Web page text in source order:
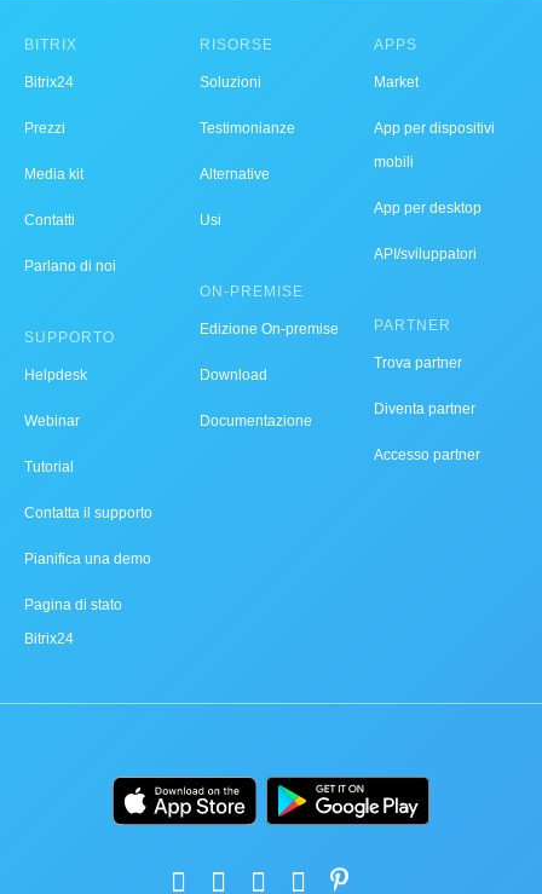
BITRIX
Bitrix24
Prezzi
Media kit
Contatti
Parlano di noi
SUPPORTO
Helpdesk
Webinar
Tutorial
Contatta il supporto
Pianifica una demo
Pagina di stato
Bitrix24
RISORSE
Soluzioni
Testimonianze
Alternative
Usi
ON-PREMISE
Edizione On-premise
Download
Documentazione
APPS
Market
App per dispositivi
mobili
App per desktop
API/sviluppatori
PARTNER
Trova partner
Diventa partner
Accesso partner